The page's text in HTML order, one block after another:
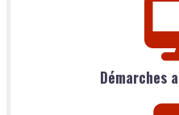
Démarches